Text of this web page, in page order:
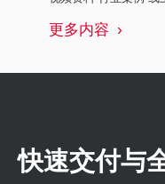
更多内容
快速交付与